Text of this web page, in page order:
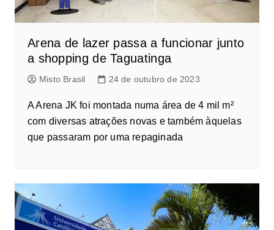
Arena de lazer passa a funcionar junto
a shopping de Taguatinga
Misto Brasil 24 de outubro de 2023
A Arena JK foi montada numa área de 4 mil m²
com diversas atrações novas e também àquelas
que passaram por uma repaginada